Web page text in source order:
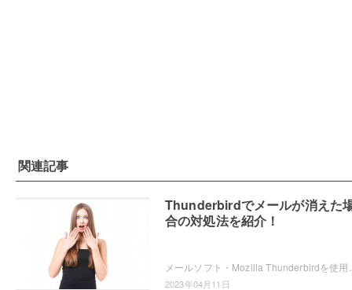
関連記事
Thunderbirdでメールが消えた
合の対処法を紹介！
2023年04月11日